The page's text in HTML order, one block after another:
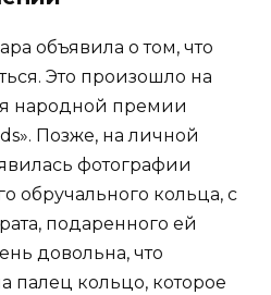
объявила о том, что
Это произошло на
народной премии
Позже, на личной
фотографии
обручального кольца, с
подаренного ей
довольна, что
кольцо, которое